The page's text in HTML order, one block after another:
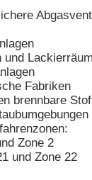
Beleuchtung
Warnungs-
Box
und
Fabriken
brennbare
Zone 2
und Zone 22